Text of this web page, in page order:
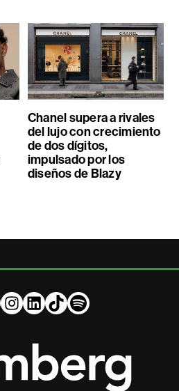
Chanel supera a rivales
del lujo con crecimiento
de dos dígitos,
impulsado por los
diseños de Blazy